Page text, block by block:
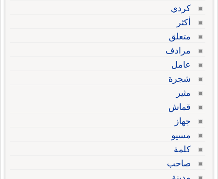
كردي
أكثر
متعلق
مرادف
عامل
شجرة
مثير
قماش
جهاز
مسيو
كلمة
صاحب